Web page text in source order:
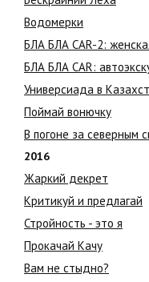
Водомерки
БЛА БЛА CAR-2:
БЛА БЛА CAR:
Универсиада в
Поймай вонючку
В погоне за северным
2016
Жаркий декрет
Критикуй и предлагай
Стройность - это я
Прокачай Качу
Вам не стыдно?